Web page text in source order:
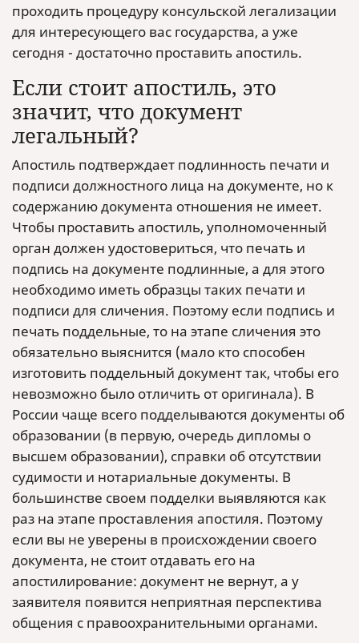
проходить процедуру консульской легализации
для интересующего вас государства, а уже
сегодня - достаточно проставить апостиль.
Если стоит апостиль, это
значит, что документ
легальный?
Апостиль подтверждает подлинность печати и
подписи должностного лица на документе, но к
содержанию документа отношения не имеет.
Чтобы проставить апостиль, уполномоченный
орган должен удостовериться, что печать и
подпись на документе подлинные, а для этого
необходимо иметь образцы таких печати и
подписи для сличения. Поэтому если подпись и
печать поддельные, то на этапе сличения это
обязательно выяснится (мало кто способен
изготовить поддельный документ так, чтобы его
невозможно было отличить от оригинала). В
России чаще всего подделываются документы об
образовании (в первую, очередь дипломы о
высшем образовании), справки об отсутствии
судимости и нотариальные документы. В
большинстве своем подделки выявляются как
раз на этапе проставления апостиля. Поэтому
если вы не уверены в происхождении своего
документа, не стоит отдавать его на
апостилирование: документ не вернут, а у
заявителя появится неприятная перспектива
общения с правоохранительными органами.